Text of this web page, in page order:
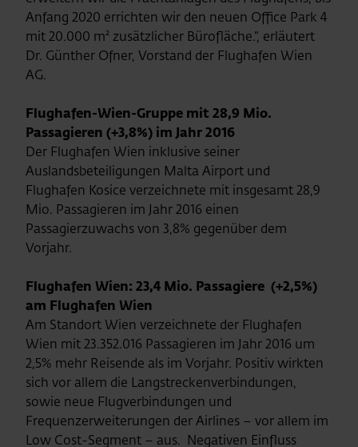
Anfang 2020 errichten wir den neuen Office Park 4
mit 20.000 m² zusätzlicher Bürofläche.“, erläutert
Dr. Günther Ofner, Vorstand der Flughafen Wien
AG.
Flughafen-Wien-Gruppe mit 28,9 Mio.
Passagieren (+3,8%) im Jahr 2016
Der Flughafen Wien inklusive seiner
Auslandsbeteiligungen Malta Airport und
Flughafen Kosice verzeichnete mit insgesamt 28,9
Mio. Passagieren im Jahr 2016 einen
Passagierzuwachs von 3,8% gegenüber dem
Vorjahr.
Flughafen Wien: 23,4 Mio. Passagiere (+2,5%)
am Flughafen Wien
Am Standort Wien verzeichnete der Flughafen
Wien mit 23.352.016 Passagieren im Jahr 2016 um
2,5% mehr Reisende als im Vorjahr. Positiv wirkten
sich vor allem die Langstreckenverbindungen,
sowie neue Flugverbindungen und
Frequenzerweiterungen der Airlines – vor allem im
Low Cost-Segment – aus. Negativen Einfluss